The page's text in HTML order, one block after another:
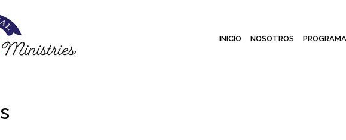
INICIO NOSOTROS